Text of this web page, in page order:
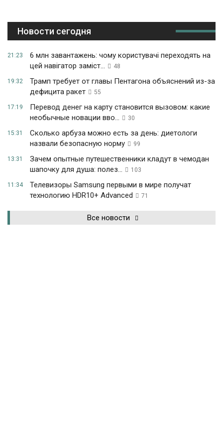
Новости сегодня
21:23
6 млн завантажень: чому користувачі переходять на
цей навігатор заміст...
48
19:32
Трамп требует от главы Пентагона объяснений из-за
дефицита ракет
55
17:19
Перевод денег на карту становится вызовом: какие
необычные новации вво...
30
15:31
Сколько арбуза можно есть за день: диетологи
назвали безопасную норму
99
13:31
Зачем опытные путешественники кладут в чемодан
шапочку для душа: полез...
103
11:34
Телевизоры Samsung первыми в мире получат
технологию HDR10+ Advanced
71
Все новости